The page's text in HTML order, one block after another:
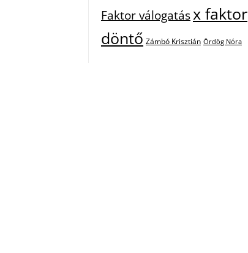
Faktor válogatásx faktor
döntő Zámbó Krisztián Ördög Nóra